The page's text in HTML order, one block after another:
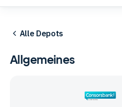
Alle Depots
Allgemeines